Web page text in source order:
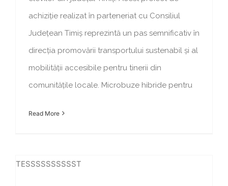
achiziție realizat în parteneriat cu Consiliul
Județean Timiș reprezintă un pas semnificativ în
direcția promovării transportului sustenabil și al
mobilității accesibile pentru tinerii din
comunitățile locale. Microbuze hibride pentru
Read More
TESSSSSSSSSST